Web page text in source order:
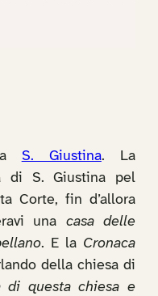
S. Giustina. La
di S. Giustina pel
Corte, fin d’allora
una casa delle
. E la Cronaca
della chiesa di
di questa chiesa e